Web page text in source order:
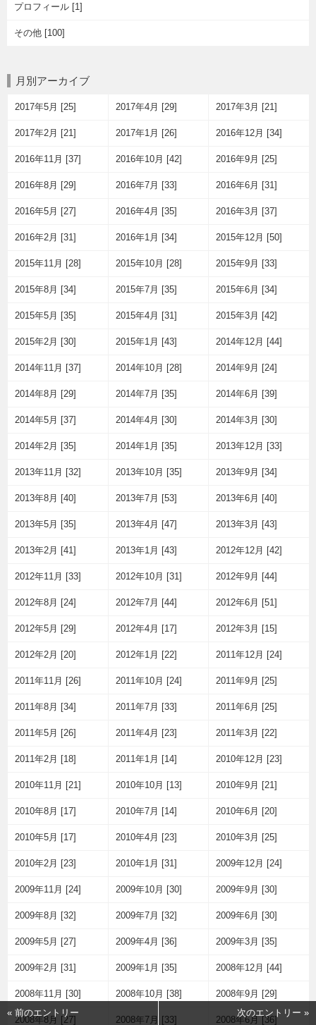
« 前のエントリー 次のエントリー »
プロフィール [1]
その他 [100]
月別アーカイブ
2017年5月 [25] 2017年4月 [29] 2017年3月 [21]
2017年2月 [21] 2017年1月 [26] 2016年12月 [34]
2016年11月 [37] 2016年10月 [42] 2016年9月 [25]
2016年8月 [29] 2016年7月 [33] 2016年6月 [31]
2016年5月 [27] 2016年4月 [35] 2016年3月 [37]
2016年2月 [31] 2016年1月 [34] 2015年12月 [50]
2015年11月 [28] 2015年10月 [28] 2015年9月 [33]
2015年8月 [34] 2015年7月 [35] 2015年6月 [34]
2015年5月 [35] 2015年4月 [31] 2015年3月 [42]
2015年2月 [30] 2015年1月 [43] 2014年12月 [44]
2014年11月 [37] 2014年10月 [28] 2014年9月 [24]
2014年8月 [29] 2014年7月 [35] 2014年6月 [39]
2014年5月 [37] 2014年4月 [30] 2014年3月 [30]
2014年2月 [35] 2014年1月 [35] 2013年12月 [33]
2013年11月 [32] 2013年10月 [35] 2013年9月 [34]
2013年8月 [40] 2013年7月 [53] 2013年6月 [40]
2013年5月 [35] 2013年4月 [47] 2013年3月 [43]
2013年2月 [41] 2013年1月 [43] 2012年12月 [42]
2012年11月 [33] 2012年10月 [31] 2012年9月 [44]
2012年8月 [24] 2012年7月 [44] 2012年6月 [51]
2012年5月 [29] 2012年4月 [17] 2012年3月 [15]
2012年2月 [20] 2012年1月 [22] 2011年12月 [24]
2011年11月 [26] 2011年10月 [24] 2011年9月 [25]
2011年8月 [34] 2011年7月 [33] 2011年6月 [25]
2011年5月 [26] 2011年4月 [23] 2011年3月 [22]
2011年2月 [18] 2011年1月 [14] 2010年12月 [23]
2010年11月 [21] 2010年10月 [13] 2010年9月 [21]
2010年8月 [17] 2010年7月 [14] 2010年6月 [20]
2010年5月 [17] 2010年4月 [23] 2010年3月 [25]
2010年2月 [23] 2010年1月 [31] 2009年12月 [24]
2009年11月 [24] 2009年10月 [30] 2009年9月 [30]
2009年8月 [32] 2009年7月 [32] 2009年6月 [30]
2009年5月 [27] 2009年4月 [36] 2009年3月 [35]
2009年2月 [31] 2009年1月 [35] 2008年12月 [44]
2008年11月 [30] 2008年10月 [38] 2008年9月 [29]
2008年8月 [27] 2008年7月 [33] 2008年6月 [36]